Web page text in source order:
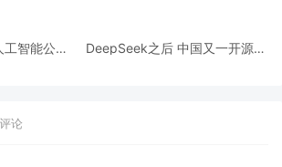
智能公司
DeepSeek之后 中国又一开源AI
论